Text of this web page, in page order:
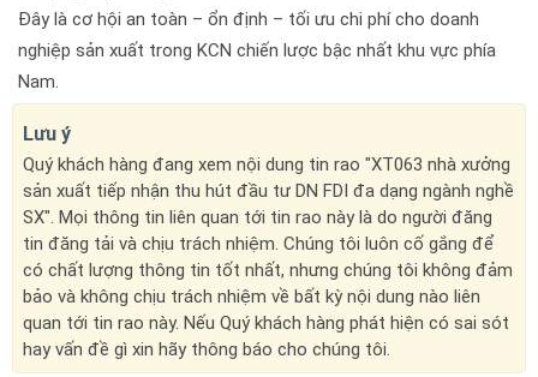
Đây là cơ hội an toàn – ổn định – tối ưu chi phí cho doanh
nghiệp sản xuất trong KCN chiến lược bậc nhất khu vực phía
Nam.
Lưu ý
Quý khách hàng đang xem nội dung tin rao "XT063 nhà xưởng
sản xuất tiếp nhận thu hút đầu tư DN FDI đa dạng ngành nghề
SX". Mọi thông tin liên quan tới tin rao này là do người đăng
tin đăng tải và chịu trách nhiệm. Chúng tôi luôn cố gắng để
có chất lượng thông tin tốt nhất, nhưng chúng tôi không đảm
bảo và không chịu trách nhiệm về bất kỳ nội dung nào liên
quan tới tin rao này. Nếu Quý khách hàng phát hiện có sai sót
hay vấn đề gì xin hãy thông báo cho chúng tôi.